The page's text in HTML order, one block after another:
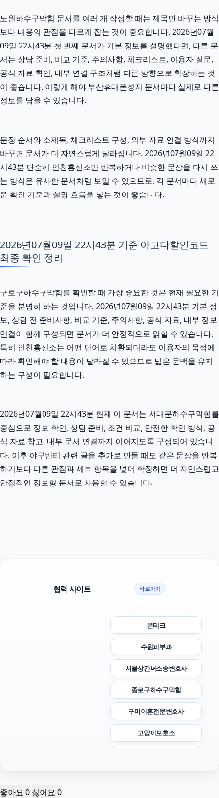
노원하수구막힘 문서를 여러 개 작성할 때는 제목만 바꾸는 방식
보다 내용의 관점을 다르게 잡는 것이 중요합니다. 2026년07월
09일 22시43분 첫 번째 문서가 기본 정보를 설명했다면, 다른 문
서는 상담 준비, 비교 기준, 주의사항, 체크리스트, 이용자 질문,
공식 자료 확인, 내부 연결 구조처럼 다른 방향으로 확장하는 것
이 좋습니다. 이렇게 해야 부산휴대폰성지 문서마다 실제로 다른
정보를 담을 수 있습니다.
문장 순서와 소제목, 체크리스트 구성, 외부 자료 연결 방식까지
바꾸면 문서가 더 자연스럽게 달라집니다. 2026년07월09일 22
시43분 단순히 인천흥신소만 반복하거나 비슷한 문장을 다시 쓰
는 방식은 유사한 문서처럼 보일 수 있으므로, 각 문서마다 새로
운 확인 기준과 설명 흐름을 넣는 것이 좋습니다.
2026년07월09일 22시43분 기준 아고다할인코드
최종 확인 정리
구로구하수구막힘를 확인할 때 가장 중요한 것은 현재 필요한 기
준을 분명히 하는 것입니다. 2026년07월09일 22시43분 기본 정
보, 상담 전 준비사항, 비교 기준, 주의사항, 공식 자료, 내부 정보
연결이 함께 구성되면 문서가 더 안정적으로 읽힐 수 있습니다.
특히 인천흥신소는 어떤 단어로 치환되더라도 이용자의 목적에
따라 확인해야 할 내용이 달라질 수 있으므로 넓은 문맥을 유지
하는 구성이 필요합니다.
2026년07월09일 22시43분 현재 이 문서는 서대문하수구막힘를
중심으로 정보 확인, 상담 준비, 조건 비교, 안전한 확인 방식, 공
식 자료 참고, 내부 문서 연결까지 이어지도록 구성되어 있습니
다. 이후 야구반티 관련 글을 추가로 만들 때도 같은 문장을 반복
하기보다 다른 관점과 세부 항목을 넣어 확장하면 더 자연스럽고
안정적인 정보형 문서로 사용할 수 있습니다.
협력 사이트 바로가기
폰테크
수원피부과
서울상간녀소송변호사
종로구하수구막힘
구미이혼전문변호사
고양이보호소
좋아요 0 싫어요 0